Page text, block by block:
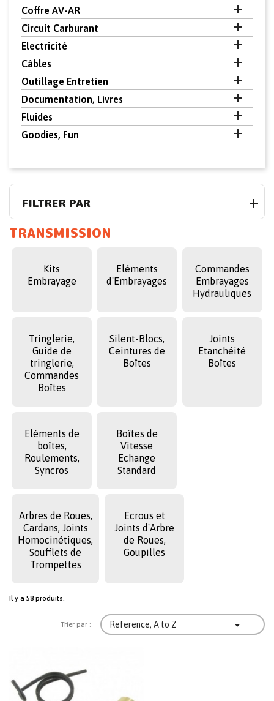
Coffre AV-AR 
Circuit Carburant 
Electricité 
Câbles 
Outillage Entretien 
Documentation, Livres 
Fluides 
Goodies, Fun 
FILTRER PAR
TRANSMISSION
Kits
Embrayage
Eléments
d'Embrayages
Commandes
Embrayages
Hydrauliques
Tringlerie,
Guide de
tringlerie,
Commandes
Boîtes
Silent-Blocs,
Ceintures de
Boîtes
Joints
Etanchéité
Boîtes
Eléments de
boîtes,
Roulements,
Syncros
Boîtes de
Vitesse
Echange
Standard
Arbres de Roues,
Cardans, Joints
Homocinétiques,
Soufflets de
Trompettes
Ecrous et
Joints d'Arbre
de Roues,
Goupilles
Il y a 58 produits.
Trier par : Reference, A to Z 